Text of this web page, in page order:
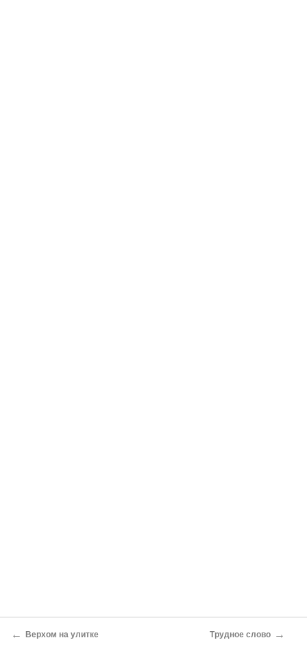
← Верхом на улитке Трудное слово →